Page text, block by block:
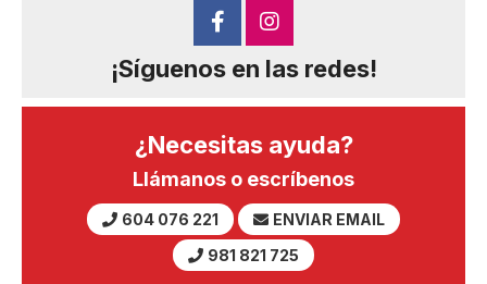
¡Síguenos en las redes!
¿Necesitas ayuda?
Llámanos o escríbenos
604 076 221
ENVIAR EMAIL
981 821 725